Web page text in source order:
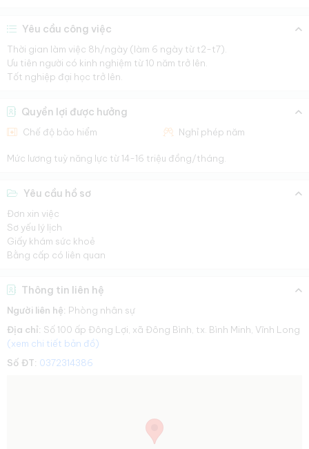
Yêu cầu công việc
Thời gian làm việc 8h/ngày (làm 6 ngày từ t2-t7).
Ưu tiên người có kinh nghiệm từ 10 năm trở lên.
Tốt nghiệp đại học trở lên.
Quyền lợi được hưởng
Chế độ bảo hiểm Nghỉ phép năm
Mức lương tuỳ năng lực từ 14-16 triệu đồng/tháng.
Yêu cầu hồ sơ
Đơn xin việc
Sơ yếu lý lịch
Giấy khám sức khoẻ
Bằng cấp có liên quan
Thông tin liên hệ
Người liên hệ: Phòng nhân sự
Địa chỉ: Số 100 ấp Đông Lợi, xã Đông Bình, tx. Bình Minh, Vĩnh Long
(xem chi tiết bản đồ)
Số ĐT: 0372314386